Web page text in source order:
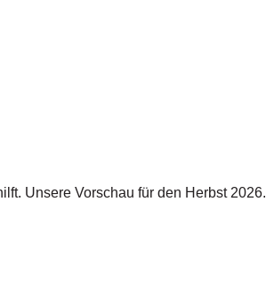
Unsere Vorschau für den Herbst 2026.